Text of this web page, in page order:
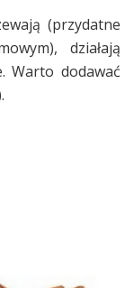
(przydatne
działają
Warto dodawać